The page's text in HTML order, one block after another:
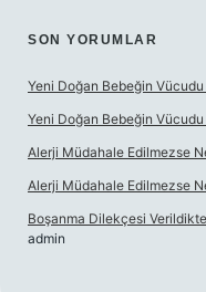
SON YORUMLAR
Yeni Doğan Bebeğin Vücudu
Yeni Doğan Bebeğin Vücudu
Alerji Müdahale Edilmezse
Alerji Müdahale Edilmezse
Boşanma Dilekçesi
admin